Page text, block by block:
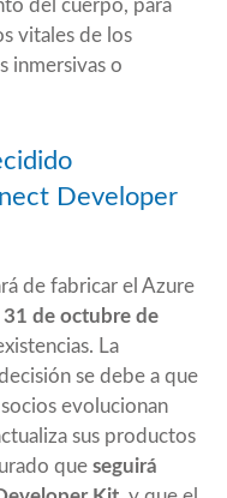
del cuerpo, para
vitales de los
inmersivas o
Developer
de fabricar el Azure
31 de octubre de
La
se debe a que
evolucionan
sus productos
que seguirá